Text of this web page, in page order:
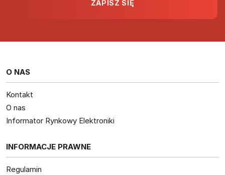
O NAS
Kontakt
O nas
Informator Rynkowy Elektroniki
INFORMACJE PRAWNE
Regulamin